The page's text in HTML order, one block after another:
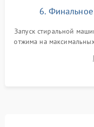
6.
Запуск стиральной
отжима на
корректности
посторонних